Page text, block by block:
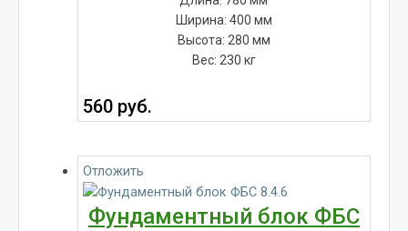
Ширина: 400 мм
Высота: 280 мм
Вес: 230 кг
560 руб.
Отложить
Фундаментный блок ФБС